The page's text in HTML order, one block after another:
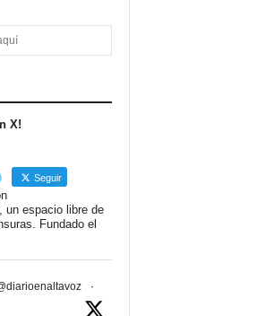
X!
Seguir
un espacio libre de
Fundado el
·